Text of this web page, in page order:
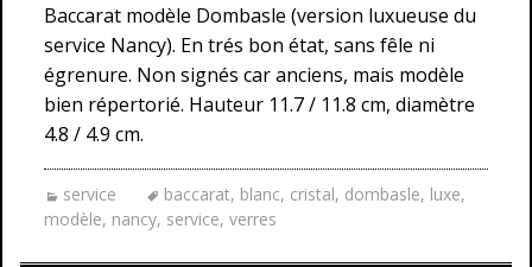
Baccarat modèle Dombasle (version luxueuse du
service Nancy). En trés bon état, sans fêle ni
égrenure. Non signés car anciens, mais modèle
bien répertorié. Hauteur 11.7 / 11.8 cm, diamètre
4.8 / 4.9 cm.
service baccarat, blanc, cristal, dombasle, luxe,
modèle, nancy, service, verres